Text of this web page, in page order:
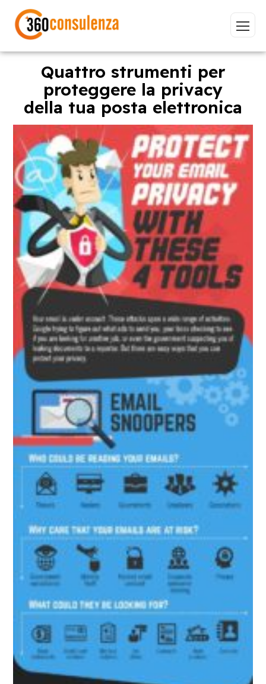
Vai
GDPR NIS2 Bandi ISO 27001
Sviluppo software BeeProd
Inizia a digitare per visualizzare le pagine consigliate.
Quattro strumenti per
proteggere la privacy
della tua posta elettronica